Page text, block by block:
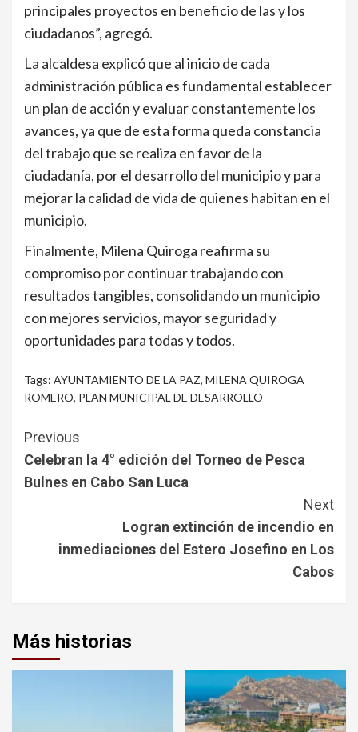
principales proyectos en beneficio de las y los
ciudadanos”, agregó.
La alcaldesa explicó que al inicio de cada
administración pública es fundamental establecer
un plan de acción y evaluar constantemente los
avances, ya que de esta forma queda constancia
del trabajo que se realiza en favor de la
ciudadanía, por el desarrollo del municipio y para
mejorar la calidad de vida de quienes habitan en el
municipio.
Finalmente, Milena Quiroga reafirma su
compromiso por continuar trabajando con
resultados tangibles, consolidando un municipio
con mejores servicios, mayor seguridad y
oportunidades para todas y todos.
Tags: AYUNTAMIENTO DE LA PAZ, MILENA QUIROGA
ROMERO, PLAN MUNICIPAL DE DESARROLLO
Continue
Reading
Previous
Celebran la 4° edición del Torneo de Pesca
Bulnes en Cabo San Luca
Next
Logran extinción de incendio en
inmediaciones del Estero Josefino en Los
Cabos
Más historias